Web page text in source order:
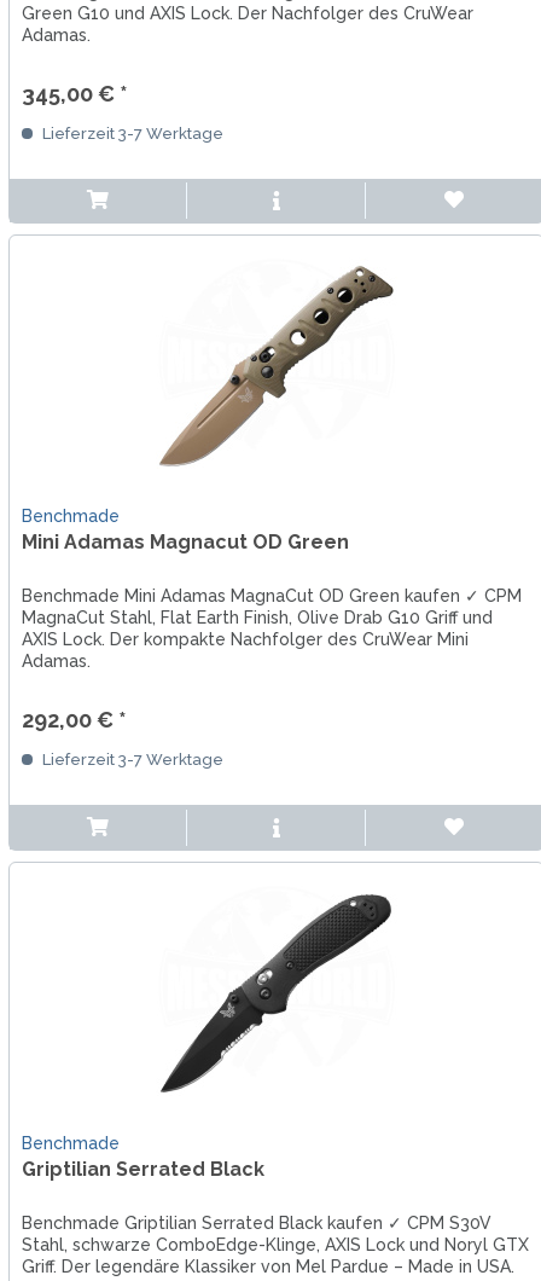
Green G10 und AXIS Lock. Der Nachfolger des CruWear
Adamas.
345,00 € *
Lieferzeit 3-7 Werktage
Benchmade
Mini Adamas Magnacut OD Green
Benchmade Mini Adamas MagnaCut OD Green kaufen ✓ CPM
MagnaCut Stahl, Flat Earth Finish, Olive Drab G10 Griff und
AXIS Lock. Der kompakte Nachfolger des CruWear Mini
Adamas.
292,00 € *
Lieferzeit 3-7 Werktage
Benchmade
Griptilian Serrated Black
Benchmade Griptilian Serrated Black kaufen ✓ CPM S30V
Stahl, schwarze ComboEdge-Klinge, AXIS Lock und Noryl GTX
Griff. Der legendäre Klassiker von Mel Pardue – Made in USA.